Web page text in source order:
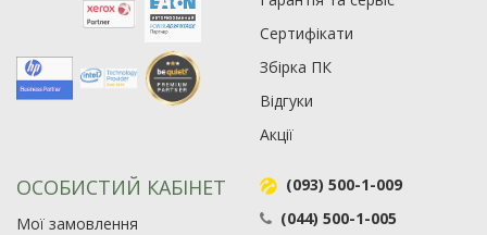
Сертифікати
Збірка ПК
Відгуки
Акції
ОСОБИСТИЙ КАБІНЕТ
Мої замовлення
(093) 500-1-009
(044) 500-1-005